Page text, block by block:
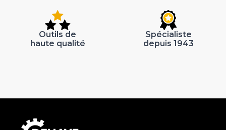
Outils de
haute qualité
Spécialiste
depuis 1943